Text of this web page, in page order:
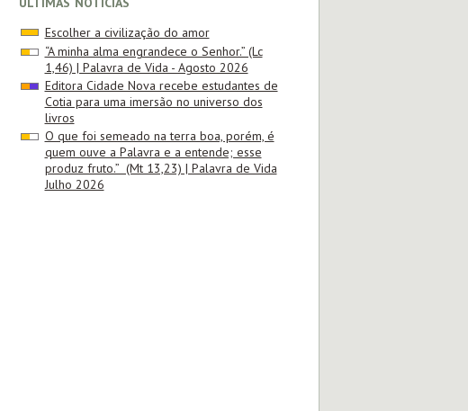
Escolher a civilização do amor
“A minha alma engrandece o Senhor.” (Lc
1,46) | Palavra de Vida - Agosto 2026
Editora Cidade Nova recebe estudantes de
Cotia para uma imersão no universo dos
livros
O que foi semeado na terra boa, porém, é
quem ouve a Palavra e a entende; esse
produz fruto.” (Mt 13,23) | Palavra de Vida
Julho 2026